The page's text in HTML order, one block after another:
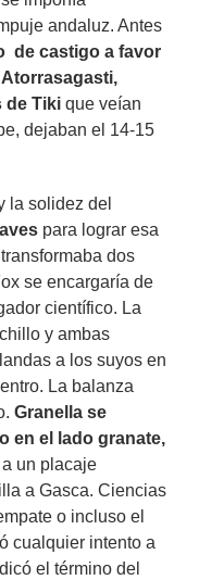
andaluz. Antes
de castigo a favor
de Tiki que veían
dejaban el 14-15
la solidez del
para lograr esa
dos
se encargaría de
científico. La
y ambas
a los suyos en
La balanza
Granella se
en el lado granate,
un placaje
a Gasca. Ciencias
o incluso el
cualquier intento a
el término del